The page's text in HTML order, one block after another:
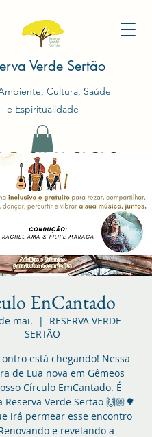
Verde Sertão
Cultura, Saúde
e Espiritualidade
EnCantado
mai.
  |
RESERVA VERDE
SERTÃO
está chegando! Nessa
de Lua nova em Gêmeos
Círculo EmCantado. É
Verde Sertão 🙌🏼🌳
irá permear esse encontro
e revelando a